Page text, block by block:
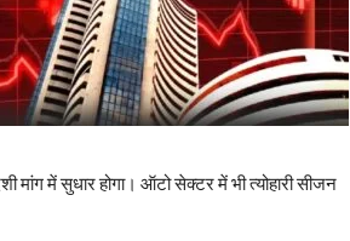
मांग में सुधार होगा। ऑटो सेक्टर में भी त्योहारी सीजन